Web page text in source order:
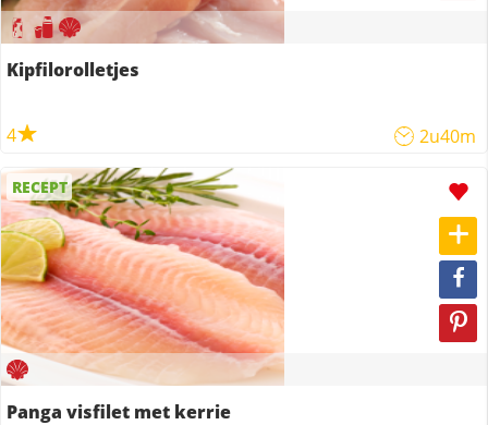
Kipfilorolletjes
4 2u40m
RECEPT
Panga visfilet met kerrie